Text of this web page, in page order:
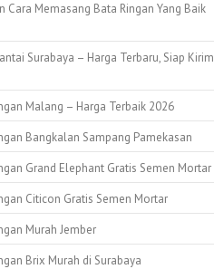
Cara Memasang Bata Ringan Yang Baik
Surabaya – Harga Terbaru, Siap Kirim
Malang – Harga Terbaik 2026
Bangkalan Sampang Pamekasan
Grand Elephant Gratis Semen Mortar
Citicon Gratis Semen Mortar
Murah Jember
Brix Murah di Surabaya